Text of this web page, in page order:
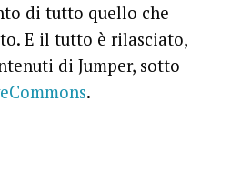
di tutto quello che
E il tutto è rilasciato,
di Jumper, sotto
.